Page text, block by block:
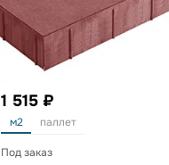
1 515 ₽
м2 паллет
Под заказ